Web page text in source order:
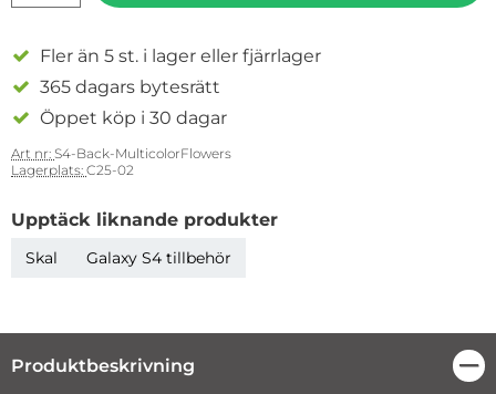
Fler än 5 st. i lager eller fjärrlager
365 dagars bytesrätt
Öppet köp i 30 dagar
Art nr: S4-Back-MulticolorFlowers
Lagerplats: C25-02
Upptäck liknande produkter
Skal Galaxy S4 tillbehör
Produktbeskrivning